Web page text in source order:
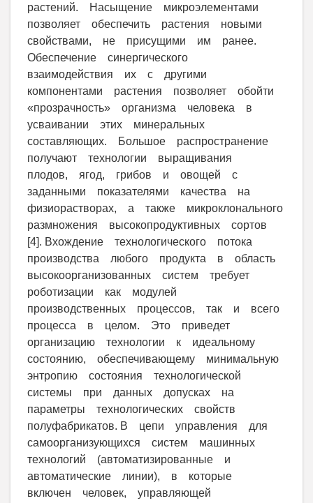
растений. Насыщение микроэлементами
позволяет обеспечить растения новыми
свойствами, не присущими им ранее.
Обеспечение синергического
взаимодействия их с другими
компонентами растения позволяет обойти
«прозрачность» организма человека в
усваивании этих минеральных
составляющих. Большое распространение
получают технологии выращивания
плодов, ягод, грибов и овощей с
заданными показателями качества на
физиорастворах, а также микроклонального
размножения высокопродуктивных сортов
[4]. Вхождение технологического потока
производства любого продукта в область
высокоорганизованных систем требует
роботизации как модулей
производственных процессов, так и всего
процесса в целом. Это приведет
организацию технологии к идеальному
состоянию, обеспечивающему минимальную
энтропию состояния технологической
системы при данных допусках на
параметры технологических свойств
полуфабрикатов. В цепи управления для
самоорганизующихся систем машинных
технологий (автоматизированные и
автоматические линии), в которые
включен человек, управляющей